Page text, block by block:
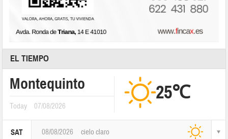
EL TIEMPO
Montequinto
Today 07/08/2026
25℃
SAT 08/08/2026 cielo claro